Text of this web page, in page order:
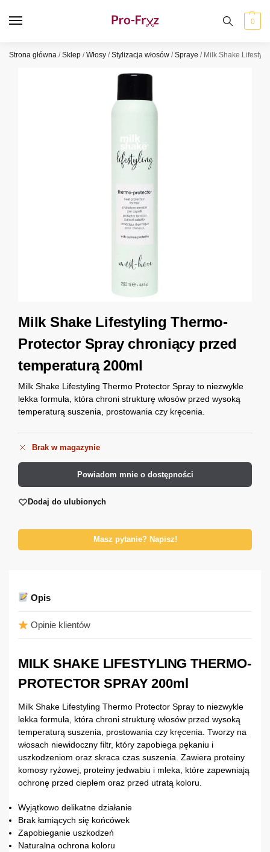
0
Strona główna /Sklep /Włosy /Stylizacja włosów /Spraye / Milk Shake
Milk Shake Lifestyling Thermo-
Protector Spray chroniący przed
temperaturą 200ml
Milk Shake Lifestyling Thermo Protector Spray to niezwykle
lekka formuła, która chroni strukturę włosów przed wysoką
temperaturą suszenia, prostowania czy kręcenia.
Brak w magazynie
Powiadom mnie o dostępności
Dodaj do ulubionych
Masz pytanie? Napisz!
Opis
Opinie klientów
MILK SHAKE LIFESTYLING THERMO-
PROTECTOR SPRAY 200ml
Milk Shake Lifestyling Thermo Protector Spray to niezwykle
lekka formuła, która chroni strukturę włosów przed wysoką
temperaturą suszenia, prostowania czy kręcenia. Tworzy na
włosach niewidoczny filtr, który zapobiega pękaniu i
uszkodzeniom oraz skraca czas suszenia. Zawiera proteiny
komosy ryżowej, proteiny jedwabiu i mleka, które zapewniają
ochronę przed ciepłem oraz przed utratą koloru.
Wyjątkowo delikatne działanie
Brak łamiących się końcówek
Zapobieganie uszkodzeń
Naturalna ochrona koloru